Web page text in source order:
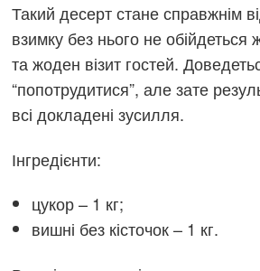
Такий десерт стане справжнім
взимку без нього не
та жоден візит гостей.
“попотрудитися”, але зате
всі докладені зусилля.
Інгредієнти:
цукор – 1 кг;
вишні без кісточок – 1 кг.